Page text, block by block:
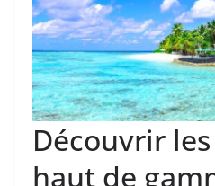
Découvrir
haut de